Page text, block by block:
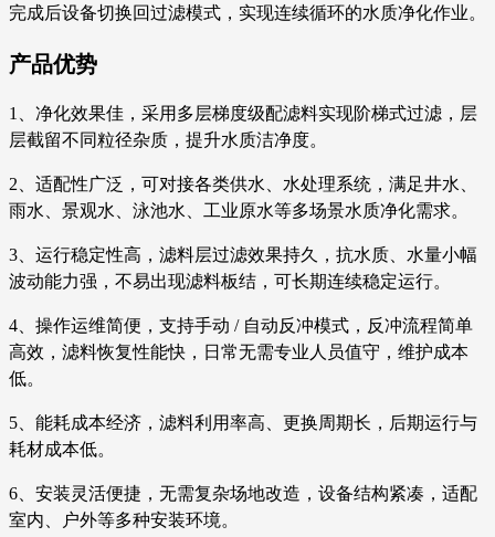
完成后设备切换回过滤模式，实现连续循环的水质净化作业。
产品优势
1、净化效果佳，采用多层梯度级配滤料实现阶梯式过滤，层
层截留不同粒径杂质，提升水质洁净度。
2、适配性广泛，可对接各类供水、水处理系统，满足井水、
雨水、景观水、泳池水、工业原水等多场景水质净化需求。
3、运行稳定性高，滤料层过滤效果持久，抗水质、水量小幅
波动能力强，不易出现滤料板结，可长期连续稳定运行。
4、操作运维简便，支持手动 / 自动反冲模式，反冲流程简单
高效，滤料恢复性能快，日常无需专业人员值守，维护成本
低。
5、能耗成本经济，滤料利用率高、更换周期长，后期运行与
耗材成本低。
6、安装灵活便捷，无需复杂场地改造，设备结构紧凑，适配
室内、户外等多种安装环境。